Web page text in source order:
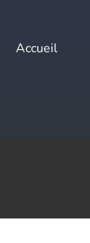
Accueil